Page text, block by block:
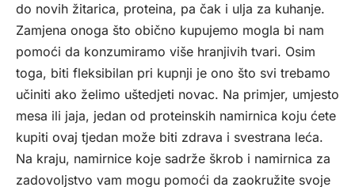
do novih žitarica, proteina, pa čak i ulja za kuhanje.
Zamjena onoga što obično kupujemo mogla bi nam
pomoći da konzumiramo više hranjivih tvari. Osim
toga, biti fleksibilan pri kupnji je ono što svi trebamo
učiniti ako želimo uštedjeti novac. Na primjer, umjesto
mesa ili jaja, jedan od proteinskih namirnica koju ćete
kupiti ovaj tjedan može biti zdrava i svestrana leća.
Na kraju, namirnice koje sadrže škrob i namirnica za
zadovoljstvo vam mogu pomoći da zaokružite svoje